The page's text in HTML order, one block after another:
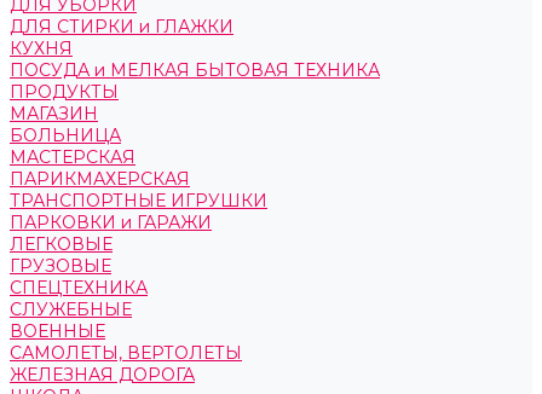
ДЛЯ УБОРКИ
ДЛЯ СТИРКИ и ГЛАЖКИ
КУХНЯ
ПОСУДА и МЕЛКАЯ БЫТОВАЯ ТЕХНИКА
ПРОДУКТЫ
МАГАЗИН
БОЛЬНИЦА
МАСТЕРСКАЯ
ПАРИКМАХЕРСКАЯ
ТРАНСПОРТНЫЕ ИГРУШКИ
ПАРКОВКИ и ГАРАЖИ
ЛЕГКОВЫЕ
ГРУЗОВЫЕ
СПЕЦТЕХНИКА
СЛУЖЕБНЫЕ
ВОЕННЫЕ
САМОЛЕТЫ, ВЕРТОЛЕТЫ
ЖЕЛЕЗНАЯ ДОРОГА